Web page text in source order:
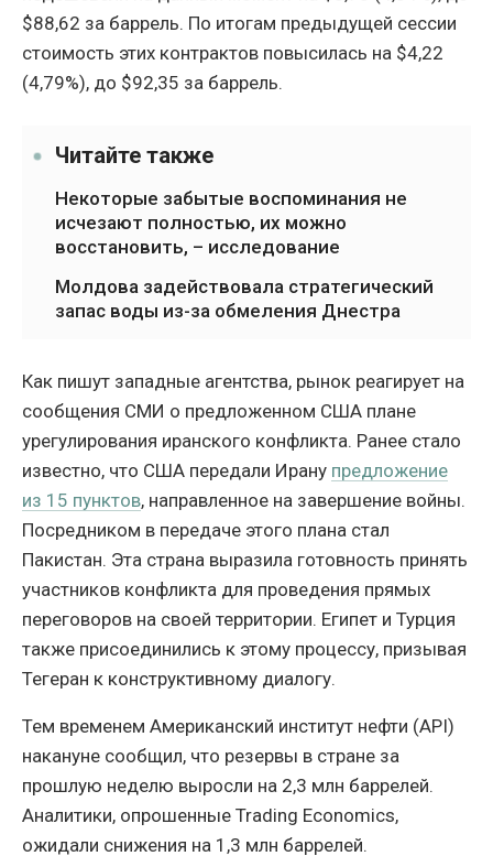
$88,62 за баррель. По итогам предыдущей сессии
стоимость этих контрактов повысилась на $4,22
(4,79%), до $92,35 за баррель.
Читайте также
Некоторые забытые воспоминания не
исчезают полностью, их можно
восстановить, – исследование
Молдова задействовала стратегический
запас воды из-за обмеления Днестра
Как пишут западные агентства, рынок реагирует на
сообщения СМИ о предложенном США плане
урегулирования иранского конфликта. Ранее стало
известно, что США передали Ирану предложение
из 15 пунктов, направленное на завершение войны.
Посредником в передаче этого плана стал
Пакистан. Эта страна выразила готовность принять
участников конфликта для проведения прямых
переговоров на своей территории. Египет и Турция
также присоединились к этому процессу, призывая
Тегеран к конструктивному диалогу.
Тем временем Американский институт нефти (API)
накануне сообщил, что резервы в стране за
прошлую неделю выросли на 2,3 млн баррелей.
Аналитики, опрошенные Trading Economics,
ожидали снижения на 1,3 млн баррелей.